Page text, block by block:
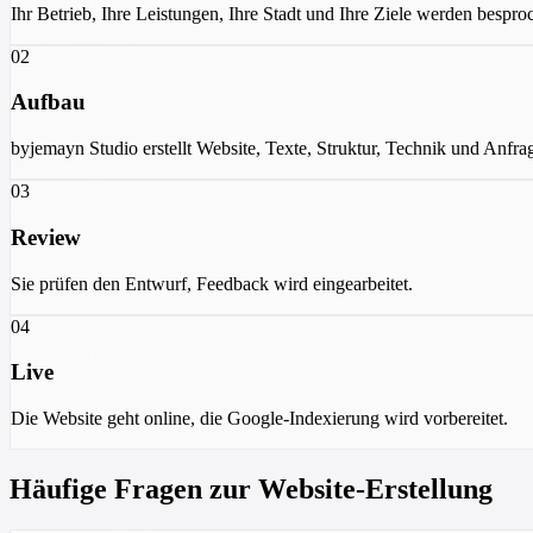
Ihr Betrieb, Ihre Leistungen, Ihre Stadt und Ihre Ziele werden
02
Aufbau
byjemayn Studio erstellt Website, Texte, Struktur, Technik und
03
Review
Sie prüfen den Entwurf, Feedback wird eingearbeitet.
04
Live
Die Website geht online, die Google-Indexierung wird vorbereitet.
Häufige Fragen zur Website-Erstellung